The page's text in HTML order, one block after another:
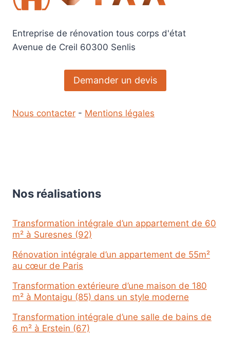
OPTIMALE
Entreprise de rénovation tous corps d'état
Avenue de Creil 60300 Senlis
Demander un devis
Nous contacter - Mentions légales
Nos réalisations
Transformation intégrale d’un appartement de 60
m² à Suresnes (92)
Rénovation intégrale d’un appartement de 55m²
au cœur de Paris
Transformation extérieure d’une maison de 180
m² à Montaigu (85) dans un style moderne
Transformation intégrale d’une salle de bains de
6 m² à Erstein (67)